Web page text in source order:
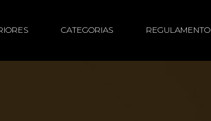
CATEGORIAS REGULAMENTO